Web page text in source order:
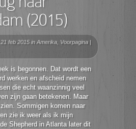
(2015)
feb 2015 in Amerika, Voorpagina |
is begonnen. Dat wordt een
werken en afscheid nemen
die echt waanzinnig veel
zijn gaan betekenen. Maar
Sommigen komen naar
zie ik weer als ik mijn
Shepherd in Atlanta later dit